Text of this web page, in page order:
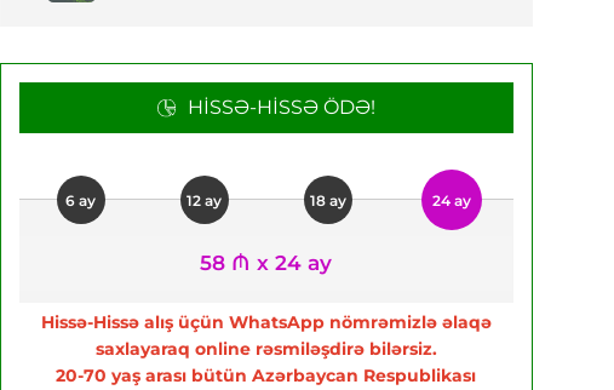
HISSƏ-HISSƏ ÖDƏ!
6 ay 12 ay 18 ay 24 ay
58 ₼ x 24 ay
Hissə-Hissə alış üçün WhatsApp nömrəmizlə əlaqə
saxlayaraq online rəsmiləşdirə bilərsiz.
20-70 yaş arası bütün Azərbaycan Respublikası